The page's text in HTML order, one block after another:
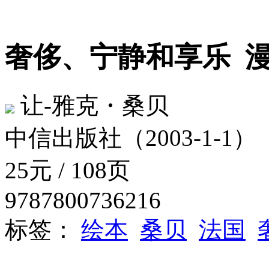
奢侈、宁静和享乐
让-雅克・桑贝
中信出版社（2003-1-1）
25元 / 108页
9787800736216
标签： 绘本 桑贝 法国